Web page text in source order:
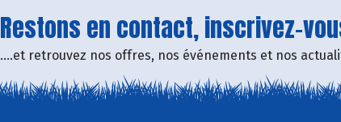
Restons en contact, inscrivez-
....et retrouvez nos offres, nos événements et nos